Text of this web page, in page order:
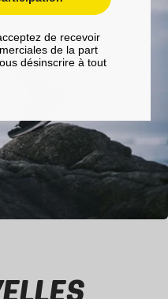
de recevoir
de la part
désinscrire à tout